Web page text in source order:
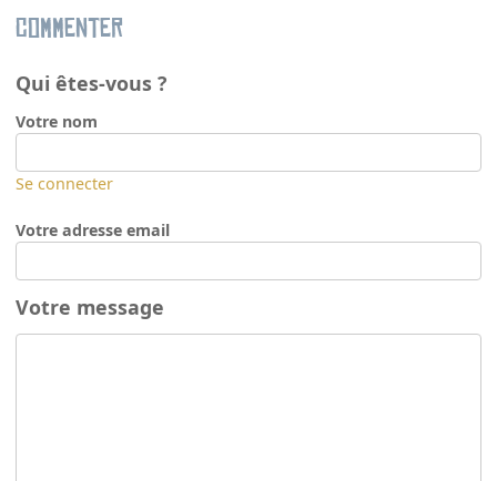
Commenter
Qui êtes-vous ?
Votre nom
Se connecter
Votre adresse email
Votre message